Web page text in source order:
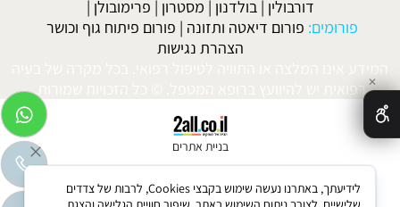
דורבולין | בולדנון | מסטרון | פרימובולן |
פורומים: פורום דיאטה ותזונה | פורום פיתוח גוף וכושר
הצהרת נגישות
המידע אינו המלצה או התוויה לטיפול רפואי. בכל מקרה של בעיה
רפואית יש להיוועץ ברופא המטפל. © כל הזכויות שמורות.
בניית אתרים
✕
לידיעתך, באתרנו נעשה שימוש בקבצי Cookies, לרבות של צדדים